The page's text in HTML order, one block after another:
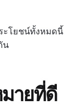
ะโยชน์ทั้งหมดนี้
น
ายที่ดี